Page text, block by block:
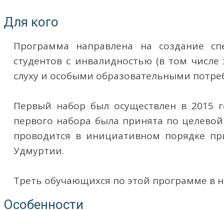
Для кого
Программа направлена на создание
студентов с инвалидностью (в том
слуху и особыми образовательными
Первый набор был осуществлен в 2015
первого набора была принята по
проводится в инициативном порядке
Удмуртии.
Треть обучающихся по этой программе в
Особенности